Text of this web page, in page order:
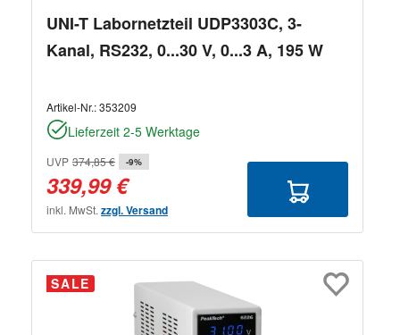
UNI-T Labornetzteil UDP3303C, 3-
Kanal, RS232, 0...30 V, 0...3 A, 195 W
Artikel-Nr.:353209
Lieferzeit 2-5 Werktage
UVP 374,85 € -9%
339,99 €
inkl. MwSt. zzgl. Versand
SALE